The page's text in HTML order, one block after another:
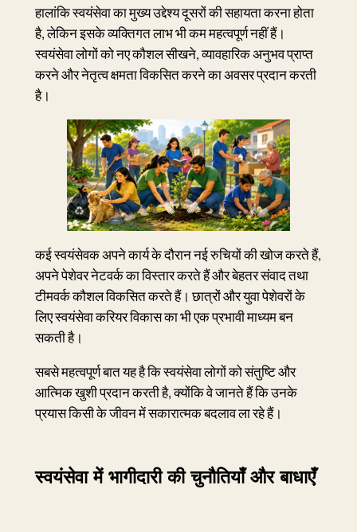
हालांकि स्वयंसेवा का मुख्य उद्देश्य दूसरों की सहायता करना होता
है, लेकिन इसके व्यक्तिगत लाभ भी कम महत्वपूर्ण नहीं हैं।
स्वयंसेवा लोगों को नए कौशल सीखने, व्यावहारिक अनुभव प्राप्त
करने और नेतृत्व क्षमता विकसित करने का अवसर प्रदान करती
है।
कई स्वयंसेवक अपने कार्य के दौरान नई रुचियों की खोज करते हैं,
अपने पेशेवर नेटवर्क का विस्तार करते हैं और बेहतर संवाद तथा
टीमवर्क कौशल विकसित करते हैं। छात्रों और युवा पेशेवरों के
लिए स्वयंसेवा करियर विकास का भी एक प्रभावी माध्यम बन
सकती है।
सबसे महत्वपूर्ण बात यह है कि स्वयंसेवा लोगों को संतुष्टि और
आत्मिक खुशी प्रदान करती है, क्योंकि वे जानते हैं कि उनके
प्रयास किसी के जीवन में सकारात्मक बदलाव ला रहे हैं।
स्वयंसेवा में भागीदारी की चुनौतियाँ और बाधाएँ